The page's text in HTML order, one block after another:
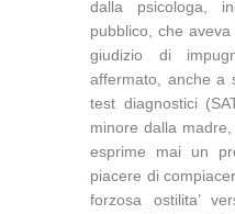
dalla psicologa,
pubblico, che
giudizio di
affermato, anche a
test diagnostici
minore dalla
esprime mai un
piacere di
forzosa ostilita’